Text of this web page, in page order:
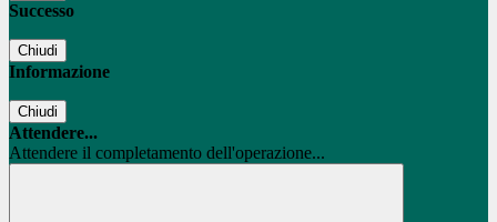
Successo
Chiudi
Informazione
Chiudi
Attendere...
Attendere il completamento dell'operazione...